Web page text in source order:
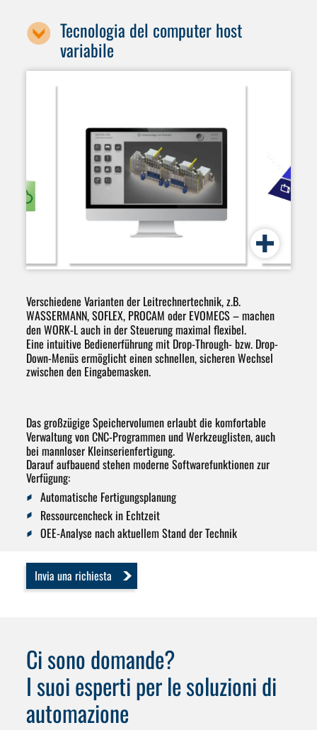
Tecnologia del computer host
variabile
Verschiedene Varianten der Leitrechnertechnik, z.B.
WASSERMANN,SOFLEX, PROCAM oder EVOMECS– machen
den WORK-L auch in der Steuerung maximal flexibel.
Eine intuitive Bedienerführungmit Drop-Through- bzw. Drop-
Down-Menüs ermöglicht einen schnellen, sicheren Wechsel
zwischen den Eingabemasken.
Das großzügige Speichervolumen erlaubt die komfortable
Verwaltung vonCNC-ProgrammenundWerkzeuglisten, auch
bei mannloser Kleinserienfertigung.
Darauf aufbauend stehen moderne Softwarefunktionen zur
Verfügung:
Automatische Fertigungsplanung
Ressourcencheck in Echtzeit
OEE-Analyse nach aktuellem Stand der Technik
Invia una richiesta
Ci sono domande?
I suoi esperti per le soluzioni di
automazione